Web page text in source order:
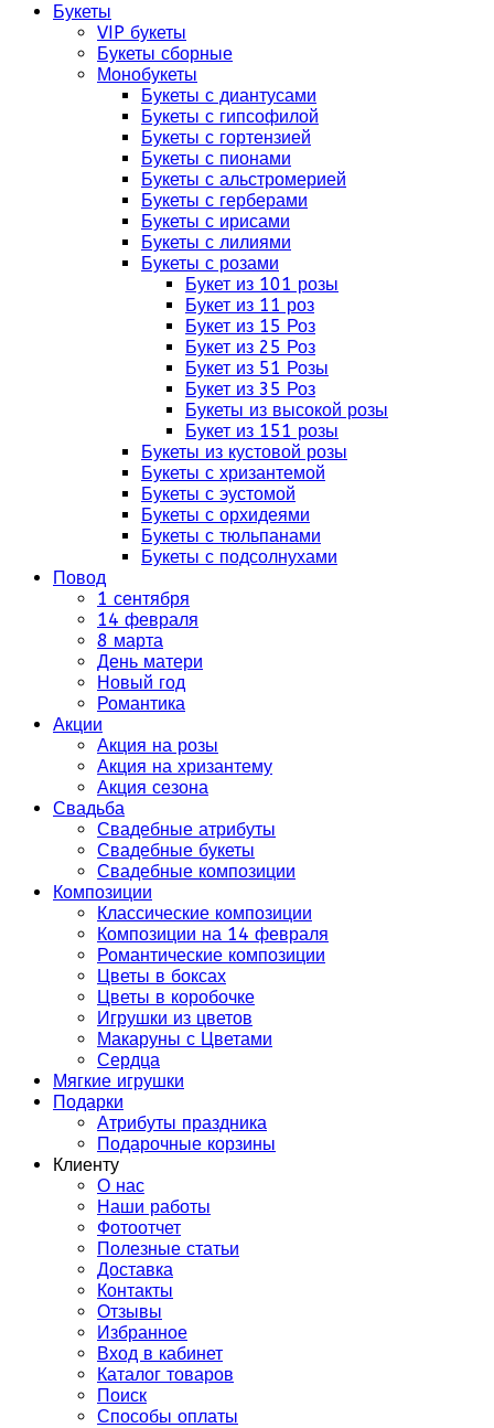
Букеты
VIP букеты
Букеты сборные
Монобукеты
Букеты с диантусами
Букеты с гипсофилой
Букеты с гортензией
Букеты с пионами
Букеты с альстромерией
Букеты с герберами
Букеты с ирисами
Букеты с лилиями
Букеты с розами
Букет из 101 розы
Букет из 11 роз
Букет из 15 Роз
Букет из 25 Роз
Букет из 51 Розы
Букет из 35 Роз
Букеты из высокой розы
Букет из 151 розы
Букеты из кустовой розы
Букеты с хризантемой
Букеты с эустомой
Букеты с орхидеями
Букеты с тюльпанами
Букеты с подсолнухами
Повод
1 сентября
14 февраля
8 марта
День матери
Новый год
Романтика
Акции
Акция на розы
Акция на хризантему
Акция сезона
Свадьба
Свадебные атрибуты
Свадебные букеты
Свадебные композиции
Композиции
Классические композиции
Композиции на 14 февраля
Романтические композиции
Цветы в боксах
Цветы в коробочке
Игрушки из цветов
Макаруны с Цветами
Сердца
Мягкие игрушки
Подарки
Атрибуты праздника
Подарочные корзины
Клиенту
О нас
Наши работы
Фотоотчет
Полезные статьи
Доставка
Контакты
Отзывы
Избранное
Вход в кабинет
Каталог товаров
Поиск
Способы оплаты